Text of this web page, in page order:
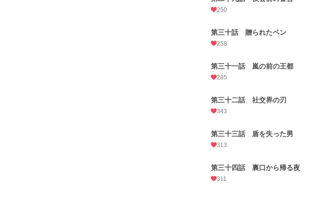
250
第三十話 贈られたペン
258
第三十一話 嵐の前の王都
285
第三十二話 社交界の刃
343
第三十三話 盾を失った男
313
第三十四話 裏口から帰る夜
311